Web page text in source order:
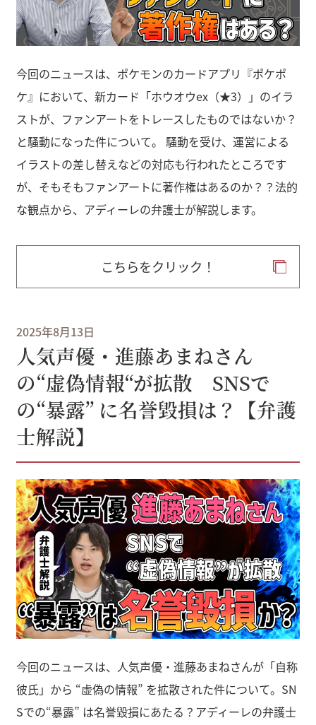
今回のニュースは、ポケモンのカードアプリ『ポケポ
ケ』において、新カード「ホウオウex（★3）」のイラ
ストが、ファンアートをトレースしたものではないか？
と騒動になった件について。 騒動を受け、運営による
イラストの差し替えなどの対応も行われたところです
が、そもそもファンアートに著作権はあるのか？？法的
な観点から、アディーレの弁護士が解説します。
こちらをクリック！
2025年8月13日
人気声優・進藤あまねさん
の“虚偽情報“が拡散 SNSで
の“暴露” に名誉毀損は？【弁護
士解説】
今回のニュースは、人気声優・進藤あまねさんが「自称
彼氏」から “虚偽の情報” を拡散された件について。SN
Sでの“暴露” は名誉毀損にあたる？アディーレの弁護士